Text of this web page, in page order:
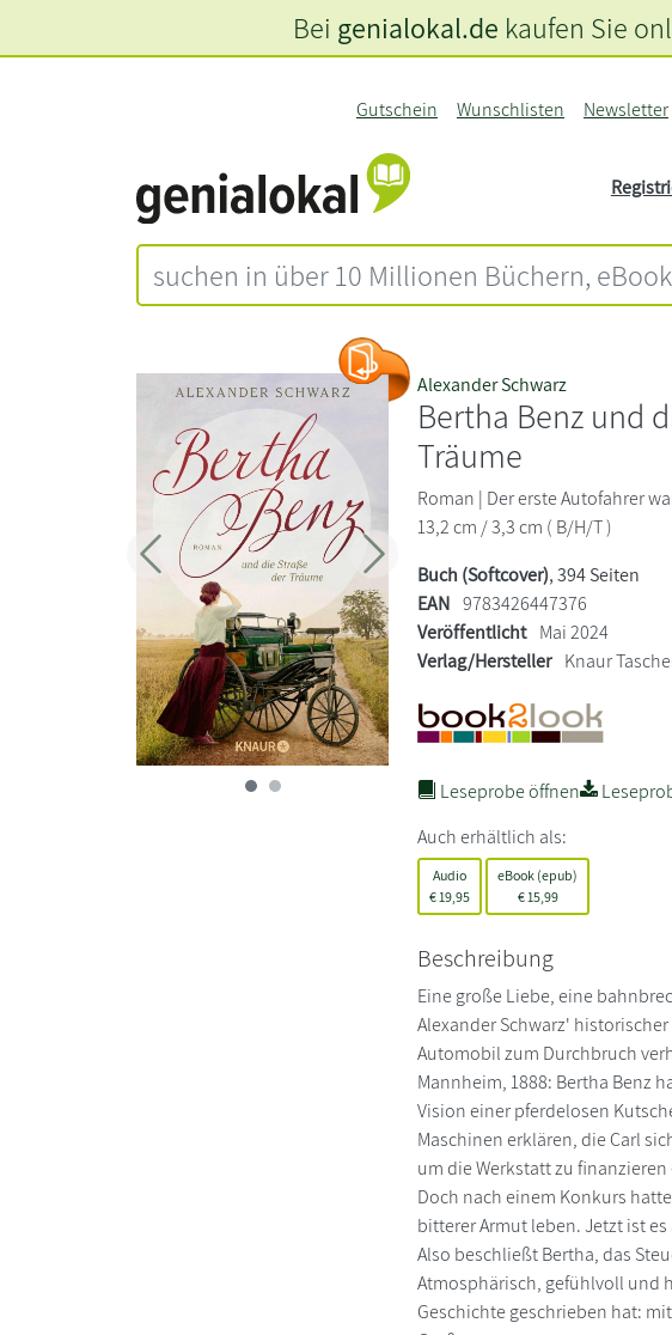
Gutschein Wunschlisten Newsletter
Bei genialokal.de kaufen Sie
Zurück Weiter
Alexander Schwarz
Bertha Benz und
Träume
Roman | Der erste Autofahrer
13,2 cm / 3,3 cm ( B/H/T )
Buch (Softcover), 394 Seiten
EAN 9783426447376
Veröffentlicht Mai 2024
Verlag/Hersteller Knaur
Leseprobe öffnen
Auch erhältlich als:
Audio
€ 19,95
eBook (epub)
€15,99
Beschreibung
Eine große Liebe, eine
Alexander Schwarz'
Automobil zum Durchbruch
Mannheim, 1888: Bertha Benz
Vision einer pferdelosen
Maschinen erklären, die Carl
um die Werkstatt zu
Doch nach einem Konkurs
bitterer Armut leben. Jetzt ist
Also beschließt Bertha, das
Atmosphärisch, gefühlvoll und
Geschichte geschrieben hat: